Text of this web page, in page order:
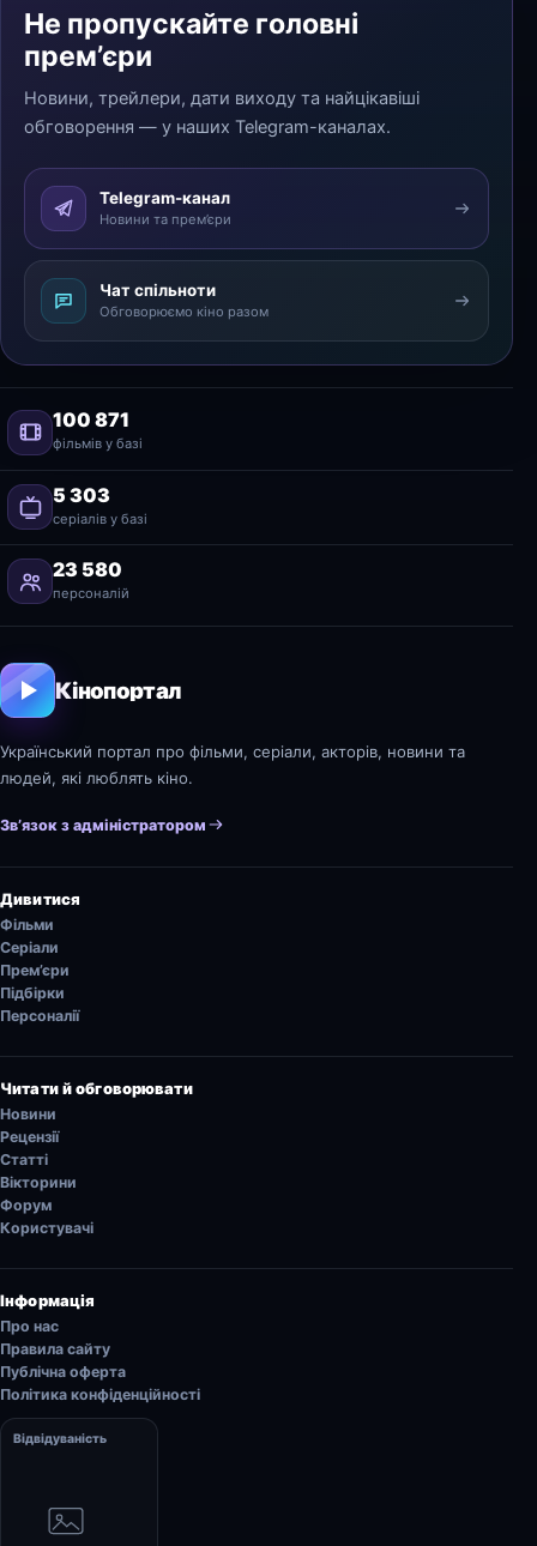
Не пропускайте головні
прем’єри
Новини, трейлери, дати виходу та найцікавіші
обговорення — у наших Telegram-каналах.
Telegram-канал
Новини та прем’єри
Чат спільноти
Обговорюємо кіно разом
100 871
фільмів у базі
5 303
серіалів у базі
23 580
персоналій
Кінопортал
Український портал про фільми, серіали, акторів, новини та
людей, які люблять кіно.
Зв’язок з адміністратором
Дивитися
Фільми
Серіали
Прем’єри
Підбірки
Персоналії
Читати й обговорювати
Новини
Рецензії
Статті
Вікторини
Форум
Користувачі
Інформація
Про нас
Правила сайту
Публічна оферта
Політика конфіденційності
Відвідуваність